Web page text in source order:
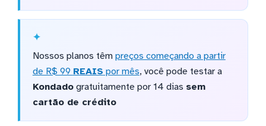
Nossos planos têm preços começando a partir
de R$ 99 REAIS por mês, você pode testar a
Kondadogratuitamente por 14 dias sem
cartão de crédito